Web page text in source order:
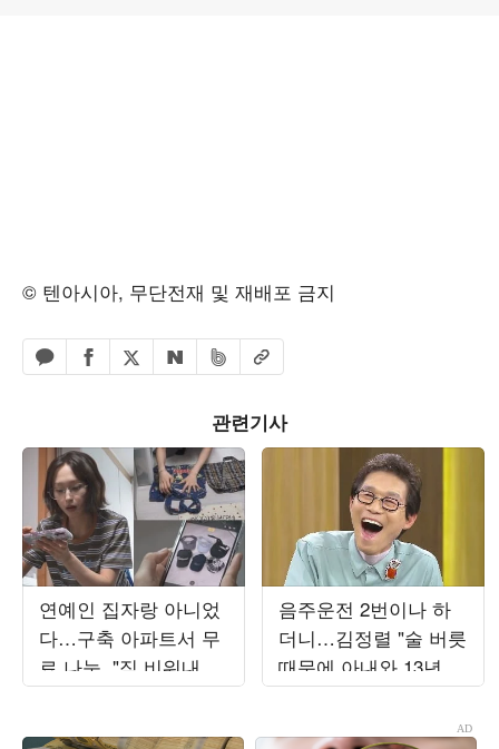
© 텐아시아, 무단전재 및 재배포 금지
카카오톡 공유하기
페이스북 공유하기
엑스 공유하기
네이버 공유하기
밴드 공유하기
URL복사
관련기사
연예인 집자랑 아니었
다…구축 아파트서 무
료 나눔, "짐 비워내는
중" ('나혼산')
음주운전 2번이나 하
더니…김정렬 "술 버릇
때문에 아내와 13년 별
거" ('데이앤나잇')